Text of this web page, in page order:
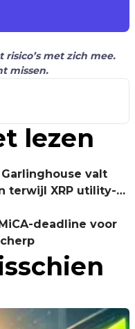
met zich mee.
missen.
lezen
Garlinghouse valt
terwijl XRP utility-
deadline voor